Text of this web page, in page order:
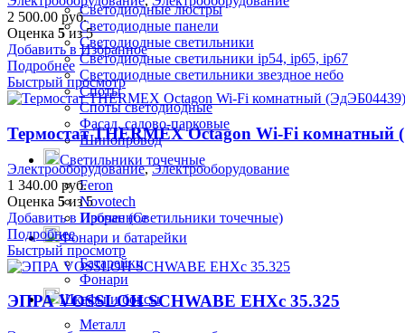
Светодиодные люстры
Светодиодные панели
Светодиодные светильники
Светодиодные светильники ip54, ip65, ip67
Светодиодные светильники звездное небо
Споты
Споты светодиодные
Фасад, садово-парковые
Шинопровод
Светильники точечные
Feron
Novotech
Прочее (Светильники точечные)
Фонари и батарейки
Батарейки
Фонари
Шкафы и боксы
Металл
2 500.00 руб.
Оценка 5из 5
Добавить в Избранное
Подробнее
Быстрый просмотр
Термостат THERMEX Octagon Wi-Fi комнатный
Электрооборудование,Электрооборудование
1 340.00 руб.
Оценка 5из 5
Добавить в Избранное
Подробнее
Быстрый просмотр
ЭПРА VOSSLOH SCHWABE EHXc 35.325